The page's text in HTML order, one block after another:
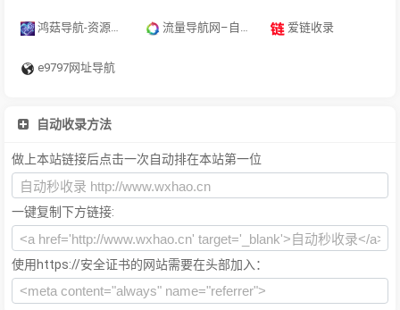
鸿菇导航-资源网址导航 - 汇集各大资源网 - 全网优质教程技术网 - 鸿菇导航网 - 搜集资源就从这里开始 流量导航网–自动收录–最懂你的导航网站 爱链收录
e9797网址导航
自动收录方法
做上本站链接后点击一次自动排在本站第一位
一键复制下方链接:
使用https://安全证书的网站需要在头部加入：